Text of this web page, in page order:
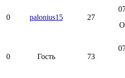
0 palonius15 27
0 Гость 73